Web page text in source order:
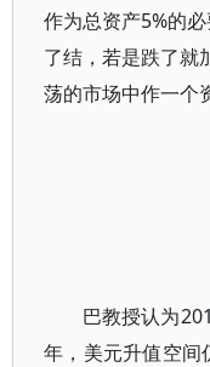
作为总资产5%的
了结，若是跌了就
荡的市场中作一个
巴教授认为
年，美元升值空间